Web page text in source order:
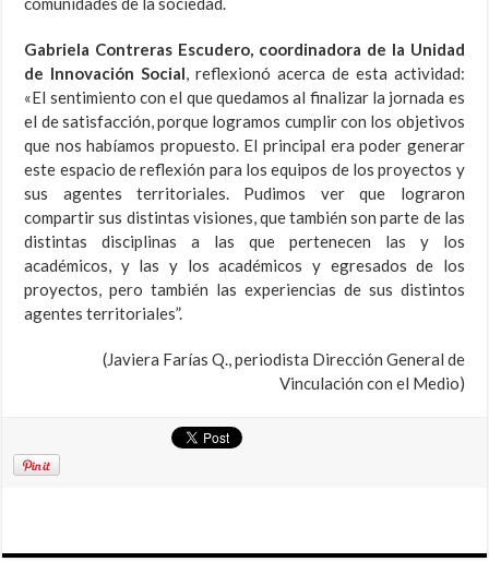
Gabriela Contreras Escudero, coordinadora de la Unidad
de Innovación Social , reflexionó acerca de esta actividad:
«El sentimiento con el que quedamos al finalizar la jornada es
el de satisfacción, porque logramos cumplir con los objetivos
que nos habíamos propuesto. El principal era poder generar
este espacio de reflexión para los equipos de los proyectos y
sus agentes territoriales. Pudimos ver que lograron
compartir sus distintas visiones, que también son parte de las
distintas disciplinas a las que pertenecen las y los
académicos, y las y los académicos y egresados de los
proyectos, pero también las experiencias de sus distintos
agentes territoriales”.
(Javiera Farías Q., periodista Dirección General de
Vinculación con el Medio)